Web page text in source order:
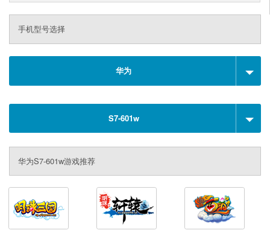
手机型号选择
华为
S7-601w
华为S7-601w游戏推荐